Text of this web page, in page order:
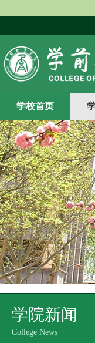
学校首页
学院新闻
College News